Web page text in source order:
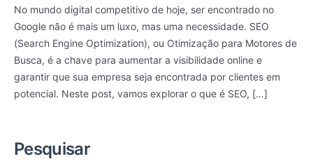
No mundo digital competitivo de hoje, ser encontrado no
Google não é mais um luxo, mas uma necessidade. SEO
(Search Engine Optimization), ou Otimização para Motores de
Busca, é a chave para aumentar a visibilidade online e
garantir que sua empresa seja encontrada por clientes em
potencial. Neste post, vamos explorar o que é SEO, […]
Pesquisar